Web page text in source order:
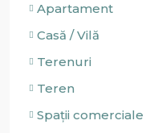
Apartament
Casă / Vilă
Terenuri
Teren
Spații comerciale